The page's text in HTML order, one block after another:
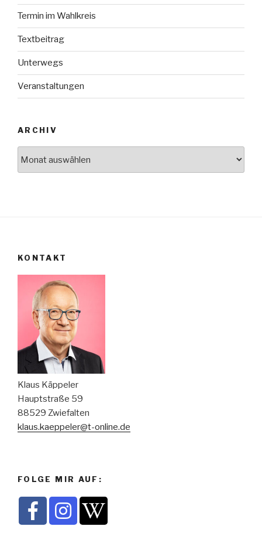
Termin im Wahlkreis
Textbeitrag
Unterwegs
Veranstaltungen
ARCHIV
KONTAKT
Klaus Käppeler
Hauptstraße 59
88529 Zwiefalten
klaus.kaeppeler@t-online.de
FOLGE MIR AUF: